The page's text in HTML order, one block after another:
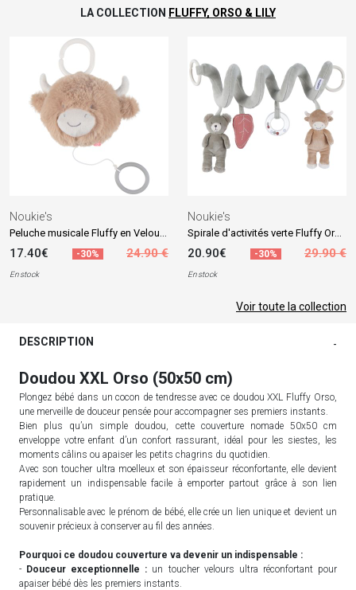
LA COLLECTION FLUFFY, ORSO & LILY
Noukie's
17.40€ -30% 24.90 €
En stock
Noukie's
Spirale d'activités verte Fluffy Orso et Lily
20.90€ -30% 29.90 €
En stock
Voir toute la collection
DESCRIPTION -
Doudou XXL Orso (50x50 cm)
Plongez bébé dans un cocon de tendresse avec ce doudou XXL Fluffy Orso,
une merveille de douceur pensée pour accompagner ses premiers instants.
Bien plus qu’un simple doudou, cette couverture nomade 50x50 cm
enveloppe votre enfant d’un confort rassurant, idéal pour les siestes, les
moments câlins ou apaiser les petits chagrins du quotidien.
Avec son toucher ultra moelleux et son épaisseur réconfortante, elle devient
rapidement un indispensable facile à emporter partout grâce à son lien
pratique.
Personnalisable avec le prénom de bébé, elle crée un lien unique et devient un
souvenir précieux à conserver au fil des années.
Pourquoi ce doudou couverture va devenir un indispensable :
- Douceur exceptionnelle : un toucher velours ultra réconfortant pour
apaiser bébé dès les premiers instants.